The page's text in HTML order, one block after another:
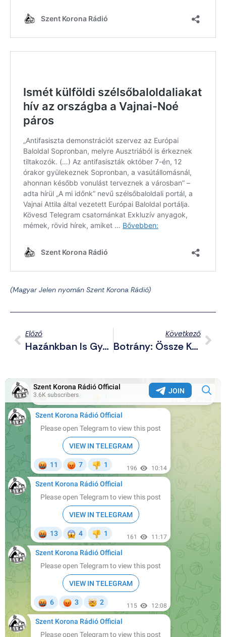
(Magyar Jelen nyomán Szent Korona Rádió)
Előző
Hazánkban Is Gyártanak Már Testbe Ültethető Microchip-Eket
Következő
Botrány: Össze Kell Szedni A Pedofilmentegető Bicskei Szülőket A Kitüntetett Igazgató Miatt!